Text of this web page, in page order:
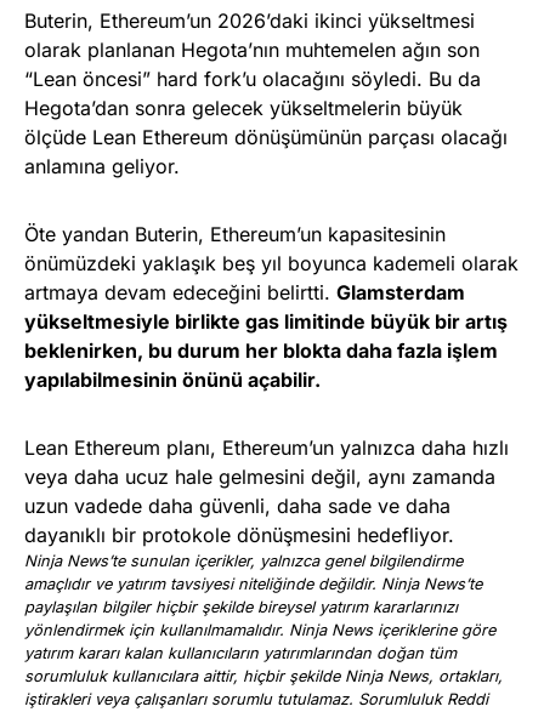
Buterin, Ethereum’un 2026’daki ikinci yükseltmesi
olarak planlanan Hegota’nın muhtemelen ağın son
“Lean öncesi” hard fork’u olacağını söyledi. Bu da
Hegota’dan sonra gelecek yükseltmelerin büyük
ölçüde Lean Ethereum dönüşümünün parçası olacağı
anlamına geliyor.
Öte yandan Buterin, Ethereum’un kapasitesinin
önümüzdeki yaklaşık beş yıl boyunca kademeli olarak
artmaya devam edeceğini belirtti. Glamsterdam
yükseltmesiyle birlikte gas limitinde büyük bir artış
beklenirken, bu durum her blokta daha fazla işlem
yapılabilmesinin önünü açabilir.
Lean Ethereum planı, Ethereum’un yalnızca daha hızlı
veya daha ucuz hale gelmesini değil, aynı zamanda
uzun vadede daha güvenli, daha sade ve daha
dayanıklı bir protokole dönüşmesini hedefliyor.
Ninja News’te sunulan içerikler, yalnızca genel bilgilendirme
amaçlıdır ve yatırım tavsiyesi niteliğinde değildir. Ninja News’te
paylaşılan bilgiler hiçbir şekilde bireysel yatırım kararlarınızı
yönlendirmek için kullanılmamalıdır. Ninja News içeriklerine göre
yatırım kararı kalan kullanıcıların yatırımlarından doğan tüm
sorumluluk kullanıcılara aittir, hiçbir şekilde Ninja News, ortakları,
iştirakleri veya çalışanları sorumlu tutulamaz. Sorumluluk Reddi